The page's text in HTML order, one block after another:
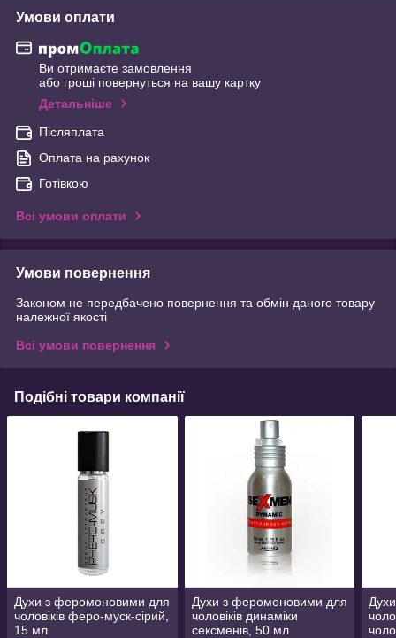
Умови оплати
Ви отримаєте замовлення
або гроші повернуться на вашу картку
Детальніше
Післяплата
Оплата на рахунок
Готівкою
Всі умови оплати
Умови повернення
Законом не передбачено повернення та обмін даного товару
належної якості
Всі умови повернення
Подібні товари компанії
Духи з феромоновими для
чоловіків феро-муск-сірий,
15 мл
Духи з феромоновими для
чоловіків динаміки
сексменів, 50 мл